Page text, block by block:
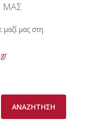
ΜΑΣ
μας στη
ΑΝΑΖΗΤΗΣΗ